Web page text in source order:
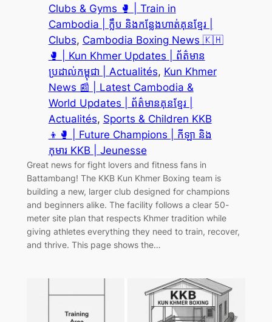
Clubs & Gyms 🥊 | Train in
Cambodia | ក្លឹប និងកន្លែងហាត់គុនខ្មែរ |
Clubs, Cambodia Boxing News 🇰🇭
🥊 | Kun Khmer Updates | ព័ត៌មាន
ប្រដាល់កម្ពុជា | Actualités, Kun Khmer
News 📰 | Latest Cambodia &
World Updates | ព័ត៌មានគុនខ្មែរ |
Actualités, Sports & Children KKB
👦🥊 | Future Champions | កីឡា និង
កុមារ KKB | Jeunesse
Great news for fight lovers and fitness fans in
Battambang! The KKB Kun Khmer Boxing team is
building a new, larger club designed for champions
and beginners alike. The facility follows a clear 50-
meter site plan that respects Khmer tradition while
giving athletes everything they need to train, recover,
and thrive. This page shows the…